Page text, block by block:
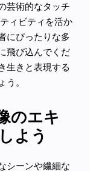
芸術的なタッチ
ィビティを活か
にぴったりな多
飛び込んでくだ
生きと表現する
う。
のエキ
よう
シーンや繊細な